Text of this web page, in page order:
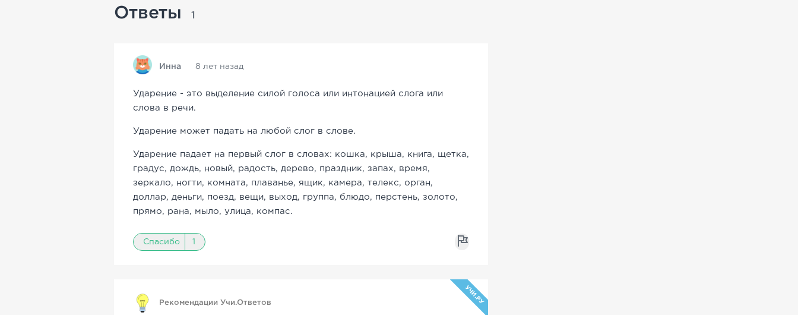
Ответы 1
Инна 8 лет назад
Ударение - это выделение силой голоса или интонацией слога или
слова в речи.
Ударение может падать на любой слог в слове.
Ударение падает на первый слог в словах: кошка, крыша, книга, щетка,
градус, дождь, новый, радость, дерево, праздник, запах, время,
зеркало, ногти, комната, плаванье, ящик, камера, телекс, орган,
доллар, деньги, поезд, вещи, выход, группа, блюдо, перстень, золото,
прямо, рана, мыло, улица, компас.
Спасибо 1
Рекомендации Учи.Ответов УЧИ.РУ